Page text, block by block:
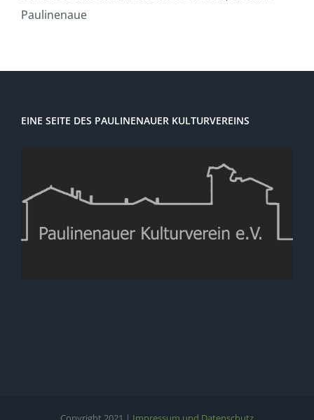
Paulinenaue
EINE SEITE DES PAULINENAUER KULTURVEREINS